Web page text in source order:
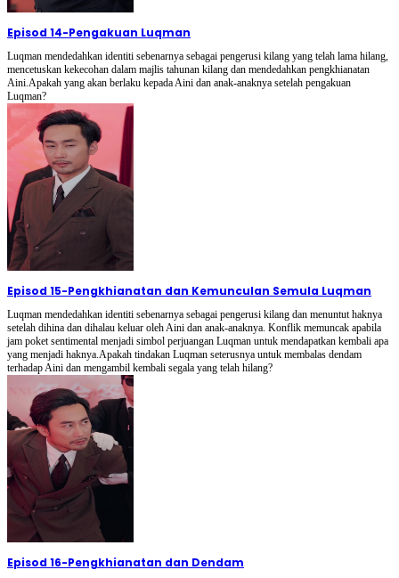
Episod 14-Pengakuan Luqman
Luqman mendedahkan identiti sebenarnya sebagai pengerusi kilang yang telah lama hilang,
mencetuskan kekecohan dalam majlis tahunan kilang dan mendedahkan pengkhianatan
Aini.Apakah yang akan berlaku kepada Aini dan anak-anaknya setelah pengakuan
Luqman?
Episod 15-Pengkhianatan dan Kemunculan Semula Luqman
Luqman mendedahkan identiti sebenarnya sebagai pengerusi kilang dan menuntut haknya
setelah dihina dan dihalau keluar oleh Aini dan anak-anaknya. Konflik memuncak apabila
jam poket sentimental menjadi simbol perjuangan Luqman untuk mendapatkan kembali apa
yang menjadi haknya.Apakah tindakan Luqman seterusnya untuk membalas dendam
terhadap Aini dan mengambil kembali segala yang telah hilang?
Episod 16-Pengkhianatan dan Dendam